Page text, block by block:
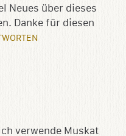
Neues über dieses
Danke für diesen
verwende Muskat